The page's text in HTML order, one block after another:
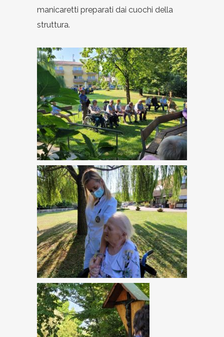
manicaretti preparati dai cuochi della
struttura.